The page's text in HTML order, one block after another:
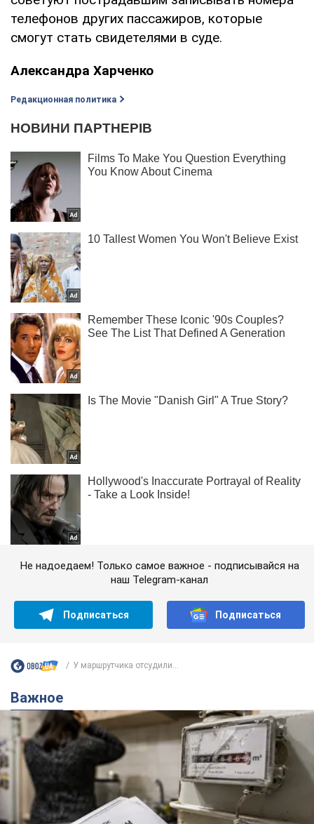
телефонов других пассажиров, которые
смогут стать свидетелями в суде.
Александра Харченко
Редакционная политика
Не надоедаем! Только самое важное - подписывайся на
наш Telegram-канал
Подписаться Подписаться
У маршрутчика отсудили...
Важное